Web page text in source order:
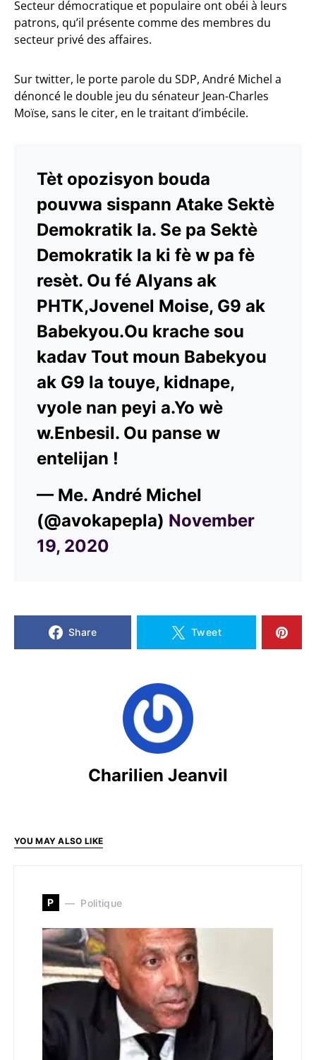
Secteur démocratique et populaire ont obéi à leurs
patrons, qu’il présente comme des membres du
secteur privé des affaires.
Sur twitter, le porte parole du SDP, André Michel a
dénoncé le double jeu du sénateur Jean-Charles
Moïse, sans le citer, en le traitant d’imbécile.
Tèt opozisyon bouda
pouvwa sispann Atake Sektè
Demokratik la. Se pa Sektè
Demokratik la ki fè w pa fè
resèt. Ou fé Alyans ak
PHTK,Jovenel Moise, G9 ak
Babekyou.Ou krache sou
kadav Tout moun Babekyou
ak G9 la touye, kidnape,
vyole nan peyi a.Yo wè
w.Enbesil. Ou panse w
entelijan !
— Me. André Michel
(@avokapepla) November
19, 2020
Share Tweet
Charilien Jeanvil
YOU MAY ALSO LIKE
P Politique